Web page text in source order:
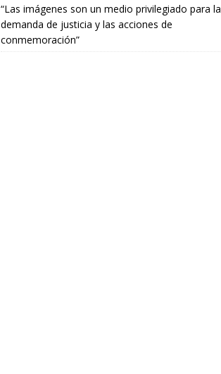
“Las imágenes son un medio privilegiado para la
demanda de justicia y las acciones de
conmemoración”